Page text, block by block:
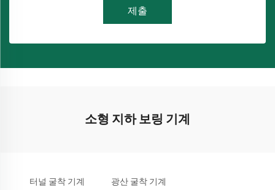
제출
소형 지하 보링 기계
터널 굴착 기계 광산 굴착 기계